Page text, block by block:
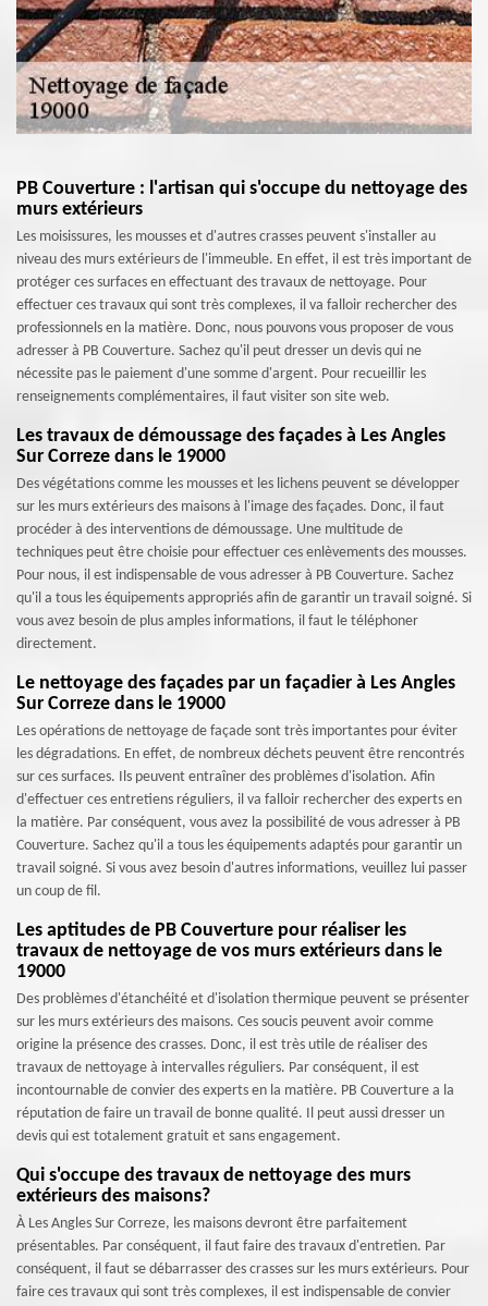
PB Couverture : l'artisan qui s'occupe du nettoyage des
murs extérieurs
Les moisissures, les mousses et d'autres crasses peuvent s'installer au
niveau des murs extérieurs de l'immeuble. En effet, il est très important de
protéger ces surfaces en effectuant des travaux de nettoyage. Pour
effectuer ces travaux qui sont très complexes, il va falloir rechercher des
professionnels en la matière. Donc, nous pouvons vous proposer de vous
adresser à PB Couverture. Sachez qu'il peut dresser un devis qui ne
nécessite pas le paiement d'une somme d'argent. Pour recueillir les
renseignements complémentaires, il faut visiter son site web.
Les travaux de démoussage des façades à Les Angles
Sur Correze dans le 19000
Des végétations comme les mousses et les lichens peuvent se développer
sur les murs extérieurs des maisons à l'image des façades. Donc, il faut
procéder à des interventions de démoussage. Une multitude de
techniques peut être choisie pour effectuer ces enlèvements des mousses.
Pour nous, il est indispensable de vous adresser à PB Couverture. Sachez
qu'il a tous les équipements appropriés afin de garantir un travail soigné. Si
vous avez besoin de plus amples informations, il faut le téléphoner
directement.
Le nettoyage des façades par un façadier à Les Angles
Sur Correze dans le 19000
Les opérations de nettoyage de façade sont très importantes pour éviter
les dégradations. En effet, de nombreux déchets peuvent être rencontrés
sur ces surfaces. Ils peuvent entraîner des problèmes d'isolation. Afin
d'effectuer ces entretiens réguliers, il va falloir rechercher des experts en
la matière. Par conséquent, vous avez la possibilité de vous adresser à PB
Couverture. Sachez qu'il a tous les équipements adaptés pour garantir un
travail soigné. Si vous avez besoin d'autres informations, veuillez lui passer
un coup de fil.
Les aptitudes de PB Couverture pour réaliser les
travaux de nettoyage de vos murs extérieurs dans le
19000
Des problèmes d'étanchéité et d'isolation thermique peuvent se présenter
sur les murs extérieurs des maisons. Ces soucis peuvent avoir comme
origine la présence des crasses. Donc, il est très utile de réaliser des
travaux de nettoyage à intervalles réguliers. Par conséquent, il est
incontournable de convier des experts en la matière. PB Couverture a la
réputation de faire un travail de bonne qualité. Il peut aussi dresser un
devis qui est totalement gratuit et sans engagement.
Qui s'occupe des travaux de nettoyage des murs
extérieurs des maisons?
À Les Angles Sur Correze, les maisons devront être parfaitement
présentables. Par conséquent, il faut faire des travaux d'entretien. Par
conséquent, il faut se débarrasser des crasses sur les murs extérieurs. Pour
faire ces travaux qui sont très complexes, il est indispensable de convier